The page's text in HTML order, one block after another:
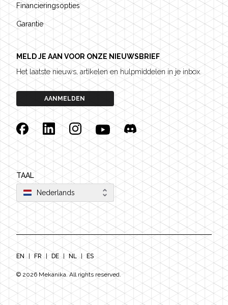
Financieringsopties
Garantie
MELD JE AAN VOOR ONZE NIEUWSBRIEF
Het laatste nieuws, artikelen en hulpmiddelen in je inbox.
AANMELDEN
FacebookLinkedinInstagramYouTubeDiscord
TAAL
Nederlands
EN FR DE NL ES
© 2026 Mekanika. All rights reserved.